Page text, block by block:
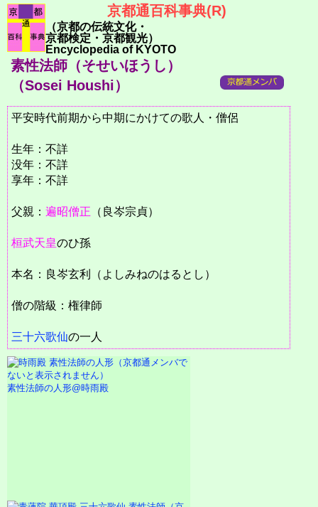
京都通百科事典(R)
（京都の伝統文化・
京都検定・京都観光）
Encyclopedia of KYOTO
素性法師（そせいほうし）
（Sosei Houshi）
平安時代前期から中期にかけての歌人・僧侶
生年：不詳
没年：不詳
享年：不詳
父親： 遍昭僧正 （良岑宗貞）
桓武天皇のひ孫
本名：良岑玄利（よしみねのはるとし）
僧の階級：権律師
三十六歌仙の一人
素性法師の人形@時雨殿